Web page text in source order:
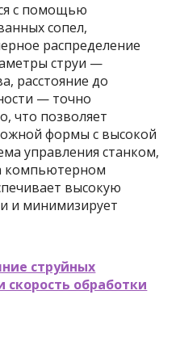
с помощью
сопел,
распределение
струи —
расстояние до
— точно
что позволяет
формы с высокой
управления станком,
компьютерном
высокую
и минимизирует
струйных
скорость обработки